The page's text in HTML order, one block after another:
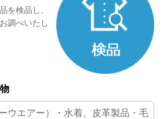
を検品し、
調べいたし
ウエアー）・水着、皮革製品・毛